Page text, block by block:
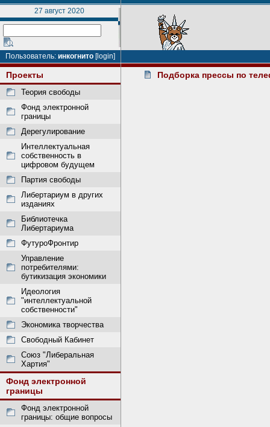
27 август 2020
Пользователь: инкогнито [login]
Проекты
Теория свободы
Фонд электронной
границы
Дерегулирование
Интеллектуальная
собственность в
цифровом будущем
Партия свободы
Либертариум в других
изданиях
Библиотечка
Либертариума
ФутуроФронтир
Управление
потребителями:
бутикизация экономики
Идеология
"интеллектуальной
собственности"
Экономика творчества
Свободный Кабинет
Союз "Либеральная
Хартия"
Фонд электронной
границы
Фонд электронной
границы: общие вопросы
Подборка прессы по